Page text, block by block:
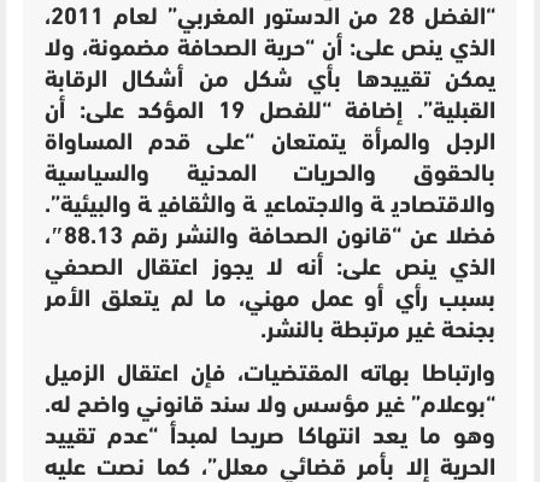
“الفضل 28 من الدستور المغربي” لعام 2011،
الذي ينص على: أن “حرية الصحافة مضمونة، ولا
يمكن تقييدها بأي شكل من أشكال الرقابة
القبلية”. إضافة “للفصل
19 المؤكد على: أن
الرجل والمرأة يتمتعان “على قدم المساواة
بالحقوق والحريات المدنية والسياسية
والاقتصادية والاجتماعية والثقافية والبيئية”.
فضلا عن
“قانون الصحافة والنشر رقم 88.13″،
الذي ينص على: أنه لا يجوز اعتقال الصحفي
بسبب رأي أو عمل مهني، ما لم يتعلق الأمر
بجنحة غير مرتبطة بالنشر.
وارتباطا بهاته المقتضيات، فإن اعتقال الزميل
“بوعلام” غير مؤسس ولا سند قانوني واضح له.
وهو ما يعد انتهاكا صريحا لمبدأ “عدم تقييد
الحرية إلا بأمر قضائي معلل”، كما نصت عليه